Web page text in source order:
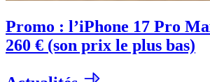
Promo : l’iPhone 17 Pro
260 € (son prix le plus bas)